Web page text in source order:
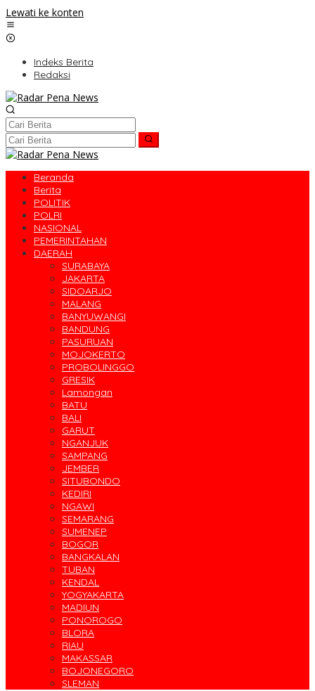
Lewati ke konten
Indeks Berita
Redaksi
Beranda
Berita
POLITIK
POLRI
NASIONAL
PEMERINTAHAN
DAERAH
SURABAYA
JAKARTA
SIDOARJO
MALANG
BANYUWANGI
BANDUNG
PASURUAN
MOJOKERTO
PROBOLINGGO
GRESIK
Lamongan
BATU
BALI
GARUT
NGANJUK
SAMPANG
JEMBER
SITUBONDO
KEDIRI
NGAWI
SEMARANG
SUMENEP
BOGOR
BANGKALAN
TUBAN
KENDAL
YOGYAKARTA
MADIUN
PONOROGO
BLORA
RIAU
MAKASSAR
BOJONEGORO
SLEMAN